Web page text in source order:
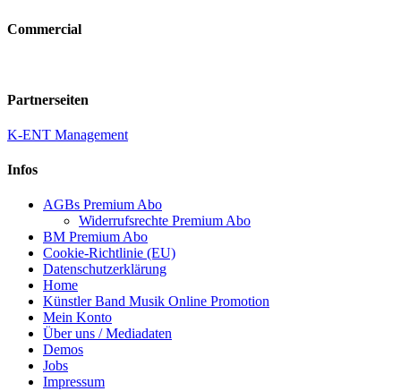
Commercial
Partnerseiten
K-ENT Management
Infos
AGBs Premium Abo
Widerrufsrechte Premium Abo
BM Premium Abo
Cookie-Richtlinie (EU)
Datenschutzerklärung
Home
Künstler Band Musik Online Promotion
Mein Konto
Über uns / Mediadaten
Demos
Jobs
Impressum